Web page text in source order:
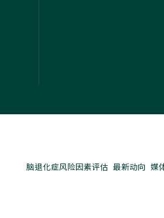
脑退化症风险因素评估 最新动向 媒